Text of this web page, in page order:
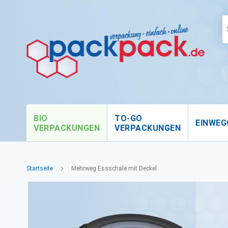
BIO
VERPACKUNGEN
TO-GO
VERPACKUNGEN
Startseite Mehrweg Essschale mit Deckel